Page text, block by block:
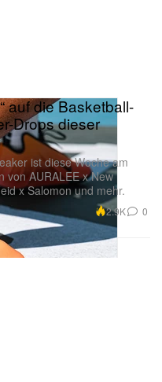
auf die Basketball-
Drops dieser
ist diese Woche am
von AURALEE x New
x Salomon und mehr.
2.9K 0